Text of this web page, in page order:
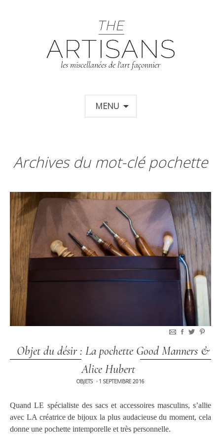
les miscellanées de l'art façonnier
MENU
Archives du mot-clé pochette
Objet du désir : La pochette Good Manners &
Alice Hubert
OBJETS • 1 SEPTEMBRE 2016
Quand LE spécialiste des sacs et accessoires masculins, s’allie
avec LA créatrice de bijoux la plus audacieuse du moment, cela
donne une pochette intemporelle et très personnelle.